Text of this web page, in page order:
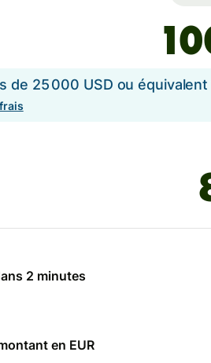
de 25 000 USD ou équivalent
2 minutes
en EUR